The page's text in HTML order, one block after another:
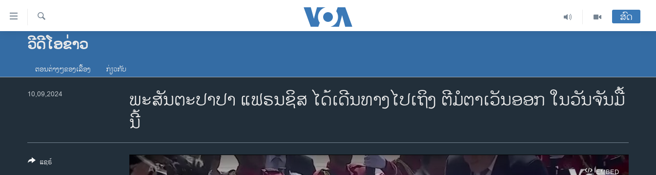
ລິ້ງ
ສຳຫລັບ
ຂ້າມ
ໂຮມເພຈ
ອາເມຣິກາ
ການເລືອກຕັ້ງ ປະທານາທີບໍດີ ສະຫະລັດ
ເອເຊຍ
ຄົ້ນຫາ
ສົດ
ວີດີໂອຂ່າວ
ຕອນຕ່າງໆຂອງເລື້ອງ ກ່ຽວກັບ
ພະສັນຕະປາປາ ແຟຣນຊິສ ໄດ້ເດີນທາງໄປເຖິງ ຕີມໍຕາເວັນອອກ ໃນວັນຈັນມື້
ນີ້
10,09,2024
EMBED
ແຊຣ໌